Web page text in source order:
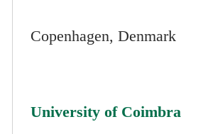
Copenhagen, Denmark
University of Coimbra